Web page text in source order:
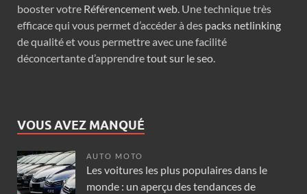
booster votre Référencement web. Une technique très
efficace qui vous permet d’accéder à des packs netlinking
de qualité et vous permettre avec une facilité
déconcertante d’apprendretout sur le seo.
VOUS AVEZ MANQUÉ
AUTO MOTO
Les voitures les plus populaires dans le
monde : un aperçu des tendances de